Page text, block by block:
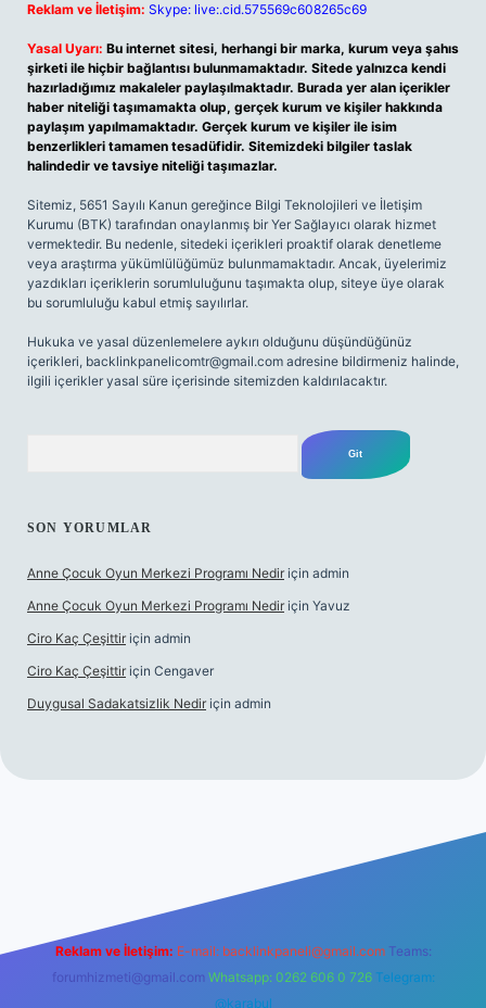
Reklam ve İletişim: Skype: live:.cid.575569c608265c69
Yasal Uyarı: Bu internet sitesi, herhangi bir marka, kurum veya şahıs
şirketi ile hiçbir bağlantısı bulunmamaktadır. Sitede yalnızca kendi
hazırladığımız makaleler paylaşılmaktadır. Burada yer alan içerikler
haber niteliği taşımamakta olup, gerçek kurum ve kişiler hakkında
paylaşım yapılmamaktadır. Gerçek kurum ve kişiler ile isim
benzerlikleri tamamen tesadüfidir. Sitemizdeki bilgiler taslak
halindedir ve tavsiye niteliği taşımazlar.
Sitemiz, 5651 Sayılı Kanun gereğince Bilgi Teknolojileri ve İletişim
Kurumu (BTK) tarafından onaylanmış bir Yer Sağlayıcı olarak hizmet
vermektedir. Bu nedenle, sitedeki içerikleri proaktif olarak denetleme
veya araştırma yükümlülüğümüz bulunmamaktadır. Ancak, üyelerimiz
yazdıkları içeriklerin sorumluluğunu taşımakta olup, siteye üye olarak
bu sorumluluğu kabul etmiş sayılırlar.
Hukuka ve yasal düzenlemelere aykırı olduğunu düşündüğünüz
içerikleri, backlinkpanelicomtr@gmail.com adresine bildirmeniz halinde,
ilgili içerikler yasal süre içerisinde sitemizden kaldırılacaktır.
SON YORUMLAR
Anne Çocuk Oyun Merkezi Programı Nedir için admin
Anne Çocuk Oyun Merkezi Programı Nedir için Yavuz
Ciro Kaç Çeşittir için admin
Ciro Kaç Çeşittir için Cengaver
Duygusal Sadakatsizlik Nedir için admin
elexbetgiris.org
Reklam ve İletişim: E-mail: backlinkpaneli@gmail.com Teams:
forumhizmeti@gmail.com Whatsapp: 0262 606 0 726 Telegram:
@karabul